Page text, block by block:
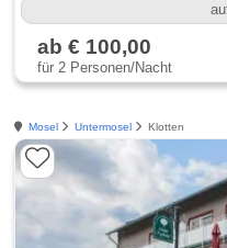
ab € 100,00
für 2 Personen/Nacht
Mosel Untermosel Klotten